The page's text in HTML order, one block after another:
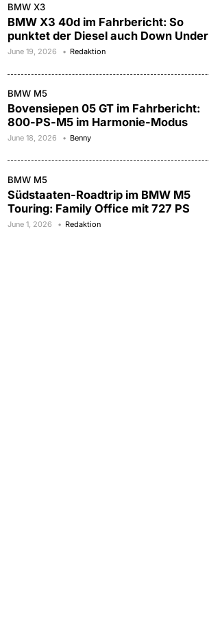
BMW X3
BMW X3 40d im Fahrbericht: So
punktet der Diesel auch Down Under
June 19, 2026 Redaktion
BMW M5
Bovensiepen 05 GT im Fahrbericht:
800-PS-M5 im Harmonie-Modus
June 18, 2026 Benny
BMW M5
Südstaaten-Roadtrip im BMW M5
Touring: Family Office mit 727 PS
June 1, 2026 Redaktion